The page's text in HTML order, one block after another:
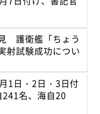
護衛艦「ちょう
射試験成功につい
1日・2日・3日付
241名、海自20